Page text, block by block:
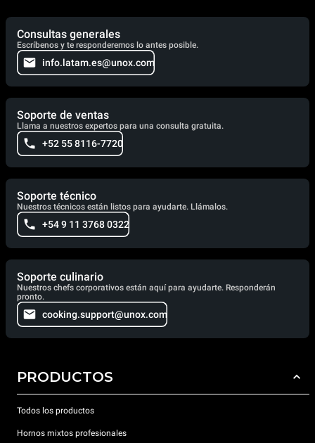
Consultas generales
Escríbenos y te responderemos lo antes posible.
info.latam.es@unox.com
Soporte de ventas
Llama a nuestros expertos para una consulta gratuita.
+52 55 8116-7720
Soporte técnico
Nuestros técnicos están listos para ayudarte. Llámalos.
+54 9 11 3768 0322
Soporte culinario
Nuestros chefs corporativos están aquí para ayudarte. Responderán
pronto.
cooking.support@unox.com
PRODUCTOS
Todos los productos
Hornos mixtos profesionales